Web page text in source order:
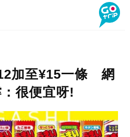
加至¥15一條 網
很便宜呀!